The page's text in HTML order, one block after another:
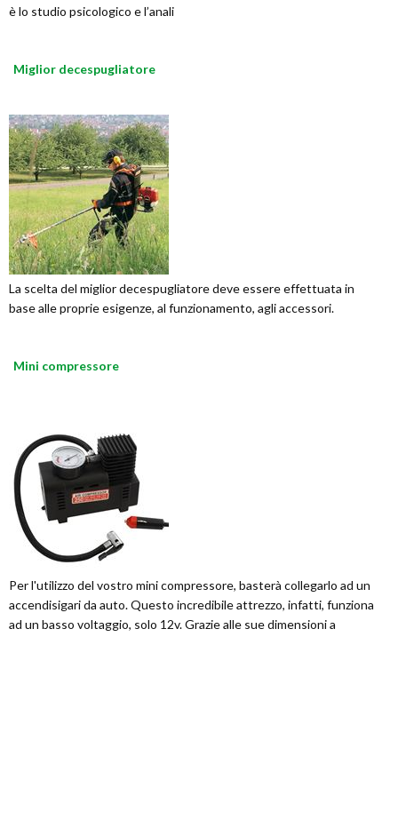
è lo studio psicologico e l’anali
Miglior decespugliatore
La scelta del miglior decespugliatore deve essere effettuata in
base alle proprie esigenze, al funzionamento, agli accessori.
Mini compressore
Per l'utilizzo del vostro mini compressore, basterà collegarlo ad un
accendisigari da auto. Questo incredibile attrezzo, infatti, funziona
ad un basso voltaggio, solo 12v. Grazie alle sue dimensioni a